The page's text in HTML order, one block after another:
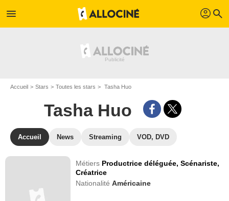
menu profil search
Accueil Stars Toutes les stars Tasha Huo
Tasha Huo
Accueil News Streaming VOD, DVD
Métiers Productrice déléguée,Scénariste,
Créatrice
NationalitéAméricaine